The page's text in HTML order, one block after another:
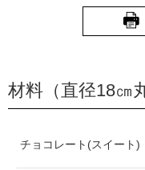
材料（直径18㎝
チョコレート(スイート)